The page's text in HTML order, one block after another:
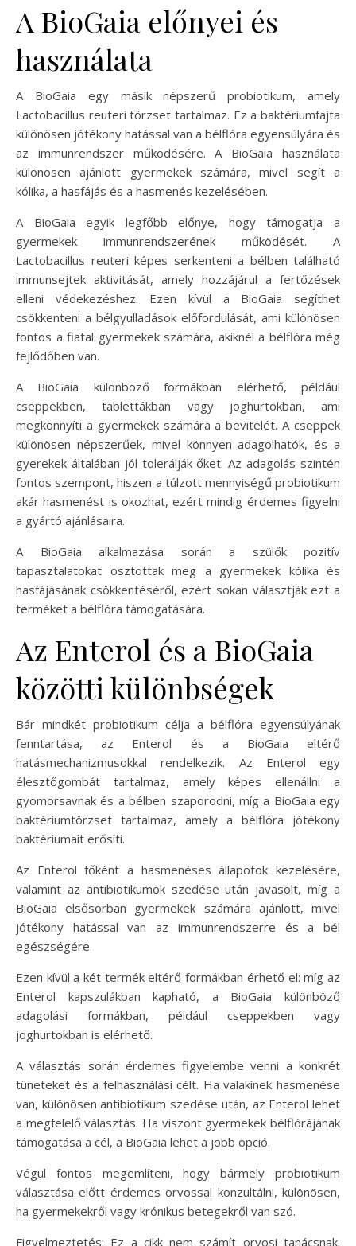
A BioGaia előnyei és
használata
A BioGaia egy másik népszerű probiotikum, amely
Lactobacillus reuteri törzset tartalmaz. Ez a baktériumfajta
különösen jótékony hatással van a bélflóra egyensúlyára és
az immunrendszer működésére. A BioGaia használata
különösen ajánlott gyermekek számára, mivel segít a
kólika, a hasfájás és a hasmenés kezelésében.
A BioGaia egyik legfőbb előnye, hogy támogatja a
gyermekek immunrendszerének működését. A
Lactobacillus reuteri képes serkenteni a bélben található
immunsejtek aktivitását, amely hozzájárul a fertőzések
elleni védekezéshez. Ezen kívül a BioGaia segíthet
csökkenteni a bélgyulladások előfordulását, ami különösen
fontos a fiatal gyermekek számára, akiknél a bélflóra még
fejlődőben van.
A BioGaia különböző formákban elérhető, például
cseppekben, tablettákban vagy joghurtokban, ami
megkönnyíti a gyermekek számára a bevitelét. A cseppek
különösen népszerűek, mivel könnyen adagolhatók, és a
gyerekek általában jól tolerálják őket. Az adagolás szintén
fontos szempont, hiszen a túlzott mennyiségű probiotikum
akár hasmenést is okozhat, ezért mindig érdemes figyelni
a gyártó ajánlásaira.
A BioGaia alkalmazása során a szülők pozitív
tapasztalatokat osztottak meg a gyermekek kólika és
hasfájásának csökkentéséről, ezért sokan választják ezt a
terméket a bélflóra támogatására.
Az Enterol és a BioGaia
közötti különbségek
Bár mindkét probiotikum célja a bélflóra egyensúlyának
fenntartása, az Enterol és a BioGaia eltérő
hatásmechanizmusokkal rendelkezik. Az Enterol egy
élesztőgombát tartalmaz, amely képes ellenállni a
gyomorsavnak és a bélben szaporodni, míg a BioGaia egy
baktériumtörzset tartalmaz, amely a bélflóra jótékony
baktériumait erősíti.
Az Enterol főként a hasmenéses állapotok kezelésére,
valamint az antibiotikumok szedése után javasolt, míg a
BioGaia elsősorban gyermekek számára ajánlott, mivel
jótékony hatással van az immunrendszerre és a bél
egészségére.
Ezen kívül a két termék eltérő formákban érhető el: míg az
Enterol kapszulákban kapható, a BioGaia különböző
adagolási formákban, például cseppekben vagy
joghurtokban is elérhető.
A választás során érdemes figyelembe venni a konkrét
tüneteket és a felhasználási célt. Ha valakinek hasmenése
van, különösen antibiotikum szedése után, az Enterol lehet
a megfelelő választás. Ha viszont gyermekek bélflórájának
támogatása a cél, a BioGaia lehet a jobb opció.
Végül fontos megemlíteni, hogy bármely probiotikum
választása előtt érdemes orvossal konzultálni, különösen,
ha gyermekekről vagy krónikus betegekről van szó.
Figyelmeztetés: Ez a cikk nem számít orvosi tanácsnak.